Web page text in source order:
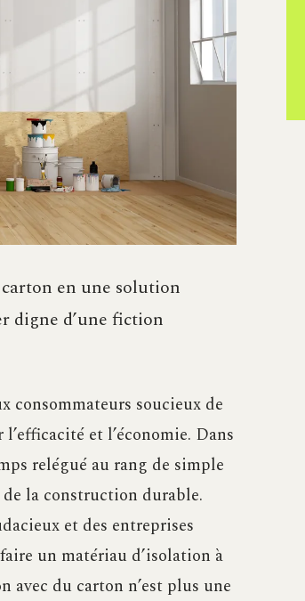
en une solution
digne d’une fiction
consommateurs soucieux de
et l’économie. Dans
relégué au rang de simple
la construction durable.
et des entreprises
un matériau d’isolation à
avec du carton n’est plus une